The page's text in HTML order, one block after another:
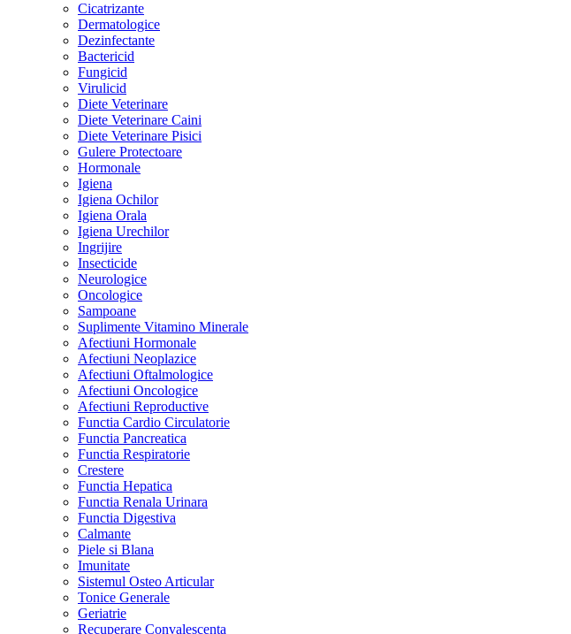
Cicatrizante
Dermatologice
Dezinfectante
Bactericid
Fungicid
Virulicid
Diete Veterinare
Diete Veterinare Caini
Diete Veterinare Pisici
Gulere Protectoare
Hormonale
Igiena
Igiena Ochilor
Igiena Orala
Igiena Urechilor
Ingrijire
Insecticide
Neurologice
Oncologice
Sampoane
Suplimente Vitamino Minerale
Afectiuni Hormonale
Afectiuni Neoplazice
Afectiuni Oftalmologice
Afectiuni Oncologice
Afectiuni Reproductive
Functia Cardio Circulatorie
Functia Pancreatica
Functia Respiratorie
Crestere
Functia Hepatica
Functia Renala Urinara
Functia Digestiva
Calmante
Piele si Blana
Imunitate
Sistemul Osteo Articular
Tonice Generale
Geriatrie
Recuperare Convalescenta